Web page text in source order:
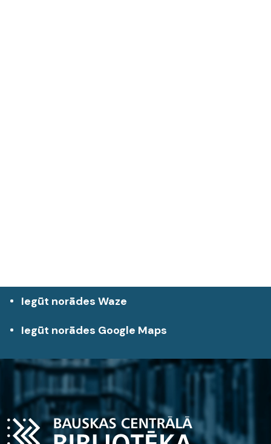
Iegūt norādes Waze
Iegūt norādes Google Maps